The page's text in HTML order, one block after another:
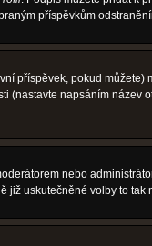
příspěvkům
příspěvek, pokud můžete)
(nastavte napsáním název
nebo
uskutečněné volby to